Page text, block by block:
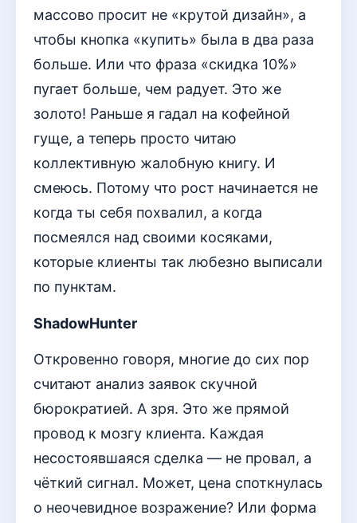
массово просит не «крутой дизайн», а
чтобы кнопка «купить» была в два раза
больше. Или что фраза «скидка 10%»
пугает больше, чем радует. Это же
золото! Раньше я гадал на кофейной
гуще, а теперь просто читаю
коллективную жалобную книгу. И
смеюсь. Потому что рост начинается не
когда ты себя похвалил, а когда
посмеялся над своими косяками,
которые клиенты так любезно выписали
по пунктам.
ShadowHunter
Откровенно говоря, многие до сих пор
считают анализ заявок скучной
бюрократией. А зря. Это же прямой
провод к мозгу клиента. Каждая
несостоявшаяся сделка — не провал, а
чёткий сигнал. Может, цена споткнулась
о неочевидное возражение? Или форма